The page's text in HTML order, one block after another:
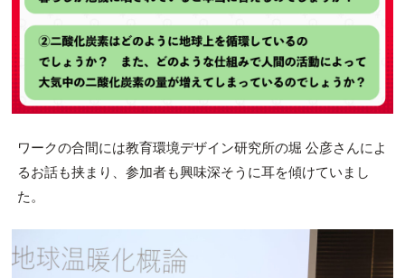
ワークの合間には教育環境デザイン研究所の堀 公彦さんによ
るお話も挟まり、参加者も興味深そうに耳を傾けていまし
た。